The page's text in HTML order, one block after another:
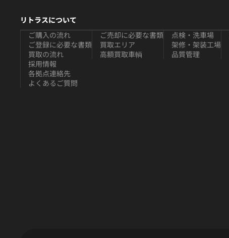
リトラスについて
ご購入の流れ
ご登録に必要な書類
買取の流れ
ご売却に必要な書類
買取エリア
高額買取車輌
点検・洗車場
架修・架装工場
品質管理
採用情報
各拠点連絡先
よくあるご質問